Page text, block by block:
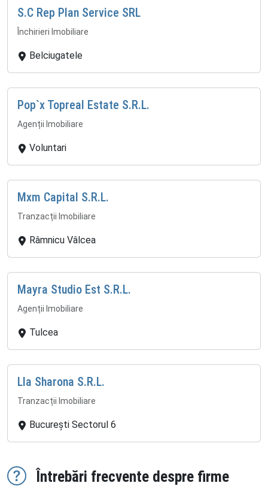
S.C Rep Plan Service SRL
Închirieri Imobiliare
Belciugatele
Pop`x Topreal Estate S.R.L.
Agenții Imobiliare
Voluntari
Mxm Capital S.R.L.
Tranzacții Imobiliare
Râmnicu Vâlcea
Mayra Studio Est S.R.L.
Agenții Imobiliare
Tulcea
Lla Sharona S.R.L.
Tranzacții Imobiliare
București Sectorul 6
Întrebări frecvente despre firme